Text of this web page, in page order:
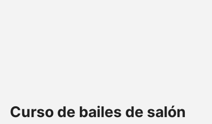
Curso de bailes de salón